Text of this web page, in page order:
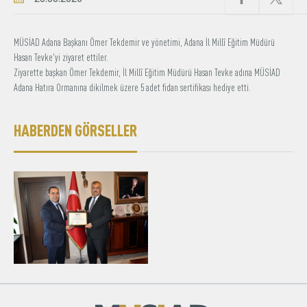
E-İşlemler
MÜSİAD Adana Başkanı Ömer Tekdemir ve yönetimi, Adana İl Millî Eğitim Müdürü
Hasan Tevke'yi ziyaret ettiler.
Ziyarette başkan Ömer Tekdemir, İl Millî Eğitim Müdürü Hasan Tevke adına MÜSİAD
Adana Hatıra Ormanına dikilmek üzere 5 adet fidan sertifikası hediye etti.
HABERDEN GÖRSELLER